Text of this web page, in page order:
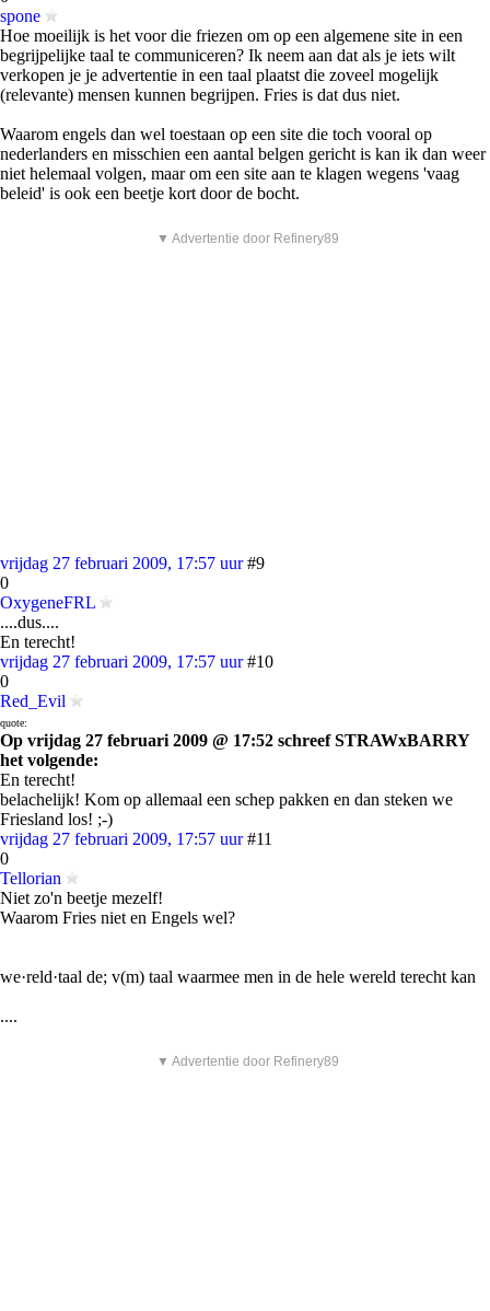
spone
Hoe moeilijk is het voor die friezen om op een algemene site in een
begrijpelijke taal te communiceren? Ik neem aan dat als je iets wilt
verkopen je je advertentie in een taal plaatst die zoveel mogelijk
(relevante) mensen kunnen begrijpen. Fries is dat dus niet.
Waarom engels dan wel toestaan op een site die toch vooral op
nederlanders en misschien een aantal belgen gericht is kan ik dan weer
niet helemaal volgen, maar om een site aan te klagen wegens 'vaag
beleid' is ook een beetje kort door de bocht.
▼ Advertentie door Refinery89
vrijdag 27 februari 2009, 17:57 uur #9
0
OxygeneFRL
....dus....
En terecht!
vrijdag 27 februari 2009, 17:57 uur #10
0
Red_Evil
quote:
Op vrijdag 27 februari 2009 @ 17:52 schreef STRAWxBARRY
het volgende:
En terecht!
belachelijk! Kom op allemaal een schep pakken en dan steken we
Friesland los! ;-)
vrijdag 27 februari 2009, 17:57 uur #11
0
Tellorian
Niet zo'n beetje mezelf!
Waarom Fries niet en Engels wel?
we·reld·taal de; v(m) taal waarmee men in de hele wereld terecht kan
....
▼ Advertentie door Refinery89